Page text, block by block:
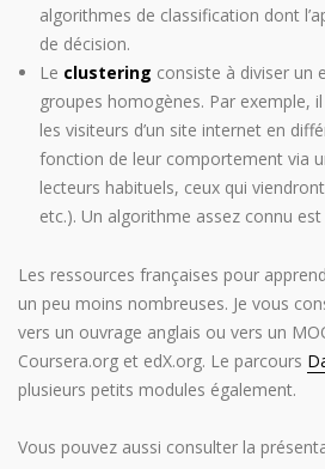
algorithmes de classification dont
de décision.
Le clustering consiste à diviser un
groupes homogènes. Par exemple,
les visiteurs d’un site internet en
fonction de leur comportement via
lecteurs habituels, ceux qui
etc.). Un algorithme assez connu est
Les ressources françaises pour
un peu moins nombreuses. Je vous
vers un ouvrage anglais ou vers un
Coursera.org et edX.org. Le parcours
plusieurs petits modules également.
Vous pouvez aussi consulter la